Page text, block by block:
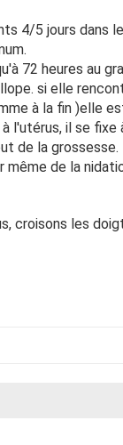
4/5 jours dans
72 heures au
si elle
à la fin )elle
l'utérus, il se fixe
de la grossesse.
de la
croisons les